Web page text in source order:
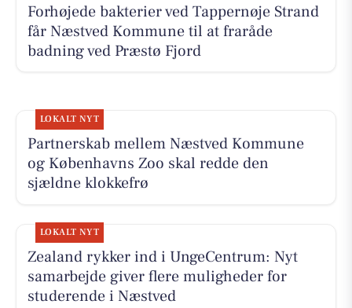
Forhøjede bakterier ved Tappernøje Strand
får Næstved Kommune til at fraråde
badning ved Præstø Fjord
LOKALT NYT
Partnerskab mellem Næstved Kommune
og Københavns Zoo skal redde den
sjældne klokkefrø
LOKALT NYT
Zealand rykker ind i UngeCentrum: Nyt
samarbejde giver flere muligheder for
studerende i Næstved